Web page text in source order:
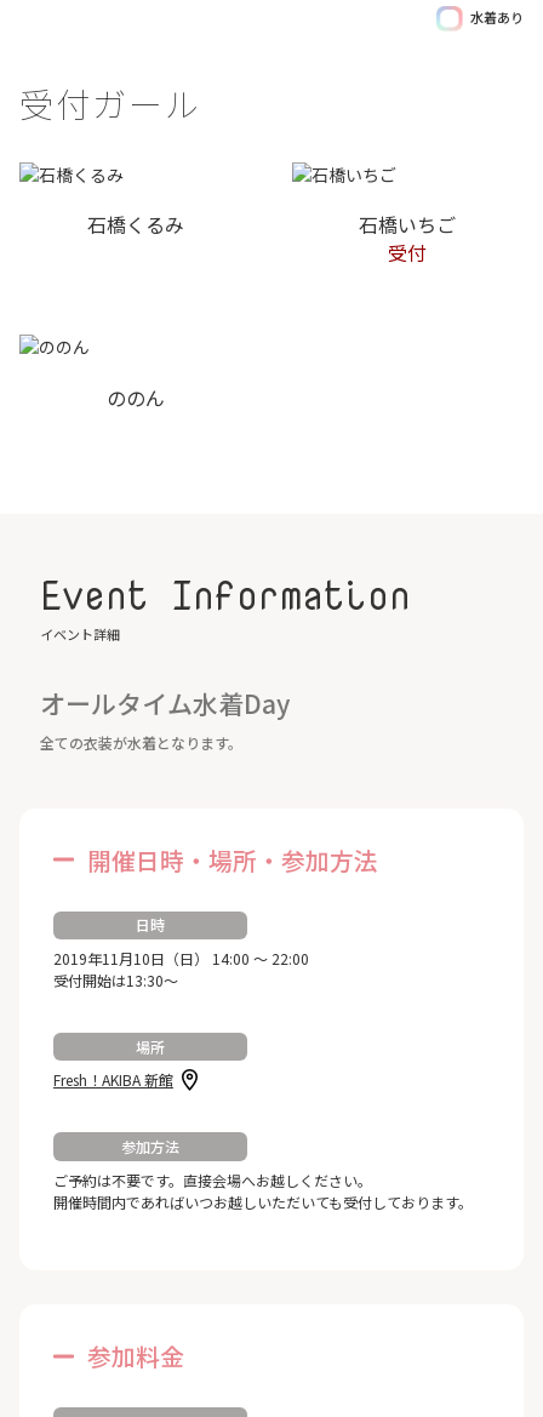
水着あり
受付ガール
石橋くるみ
石橋いちご
受付
ののん
Event Information
イベント詳細
オールタイム水着Day
全ての衣装が水着となります。
開催日時・場所・参加方法
日時
2019年11月10日（日） 14:00 ～ 22:00
受付開始は13:30～
場所
Fresh！AKIBA 新館
参加方法
ご予約は不要です。直接会場へお越しください。
開催時間内であればいつお越しいただいても受付しております。
参加料金